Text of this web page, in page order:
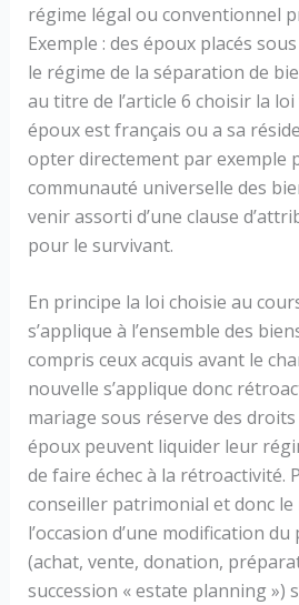
régime légal ou conventionnel
Exemple : des époux placés
le régime de la séparation de
au titre de l’article 6 choisir la loi
époux est français ou a sa
opter directement par exemple
communauté universelle des
venir assorti d’une clause
pour le survivant.
En principe la loi choisie au
s’applique à l’ensemble des
compris ceux acquis avant le
nouvelle s’applique donc
mariage sous réserve des
époux peuvent liquider leur
de faire échec à la rétroactivité.
conseiller patrimonial et donc
l’occasion d’une modification
(achat, vente, donation,
succession « estate planning »)